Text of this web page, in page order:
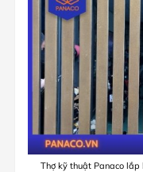
Thợ kỹ thuật Panaco